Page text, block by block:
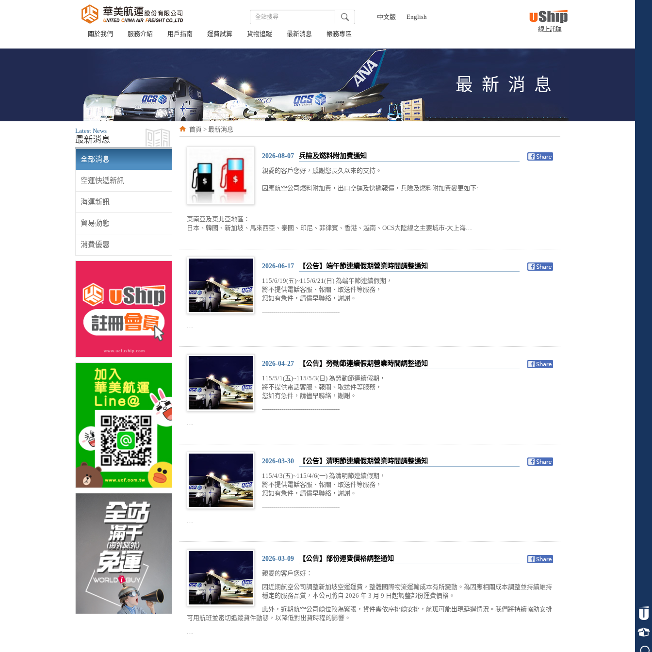
關於我們 服務介紹 用戶指南 運費試算 貨物追蹤 最新消息 帳務專區
中文版
English
線上託運
最新消息
Latest News
最新消息
全部消息
空運快遞新訊
海運新訊
貿易動態
消費優惠
首頁 > 最新消息
2026-08-07
兵險及燃料附加費通知
親愛的客戶您好，感謝您長久以來的支持。
因應航空公司燃料附加費，出口空運及快遞報價，兵險及燃料附加費變更如下:
東南亞及東北亞地區：
日本、韓國、新加坡、馬來西亞、泰國、印尼、菲律賓、香港、越南、OCS大陸線之主要城市-大上海…
2026-06-17
【公告】端午節連續假期營業時間調整通知
115/6/19(五)~115/6/21(日) 為端午節連續假期，
將不提供電話客服、報關、取送件等服務，
您如有急件，請儘早聯絡，謝謝。
----------------------------------------
…
2026-04-27
【公告】勞動節連續假期營業時間調整通知
115/5/1(五)~115/5/3(日) 為勞動節連續假期，
將不提供電話客服、報關、取送件等服務，
您如有急件，請儘早聯絡，謝謝。
----------------------------------------
…
2026-03-30
【公告】清明節連續假期營業時間調整通知
115/4/3(五)~115/4/6(一) 為清明節連續假期，
將不提供電話客服、報關、取送件等服務，
您如有急件，請儘早聯絡，謝謝。
----------------------------------------
…
2026-03-09
【公告】部份運費價格調整通知
親愛的客戶您好：
因近期航空公司調整新加坡空運運費，整體國際物流運輸成本有所變動。為因應相關成本調整並持續維持
穩定的服務品質，本公司將自 2026 年 3 月 9 日起調整部份運費價格。
此外，近期航空公司艙位較為緊張，貨件需依序排艙安排，航班可能出現延遲情況。我們將持續協助安排
可用航班並密切追蹤貨件動態，以降低對出貨時程的影響。
…